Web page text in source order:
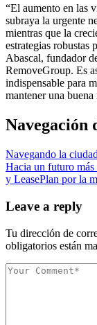
“El aumento en las
subraya la urgente
mientras que la
estrategias robustas
Abascal, fundador
RemoveGroup. Es
indispensable para
mantener una
Navegación
Navegando la
Hacia un futuro
y LeasePlan por la
Leave a reply
Tu dirección de
obligatorios están